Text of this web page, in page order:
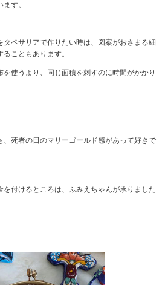
す。
ペサリアで作りたい時は、図案がおさまる細
こともあります。
使うより、同じ面積を刺すのに時間がかかり
、死者の日のマリーゴールド感があって好きで
付けるところは、ふみえちゃんが承りました